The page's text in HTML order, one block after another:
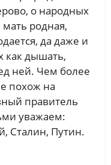
о народных
мать родная,
да даже и
как дышать,
ней. Чем более
похож на
правитель
уважаем:
Сталин, Путин.